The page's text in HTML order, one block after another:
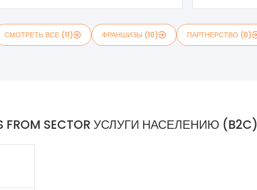
СМОТРЕТЬ ВСЕ (11) ФРАНШИЗЫ (10) ПАРТНЕРСТВО (0)
FROM SECTOR УСЛУГИ НАСЕЛЕНИЮ (B2C)